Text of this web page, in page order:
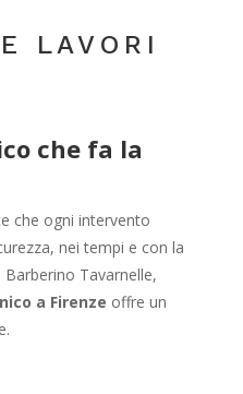
LAVORI
che fa la
che ogni intervento
nei tempi e con la
Tavarnelle,
a Firenze offre un